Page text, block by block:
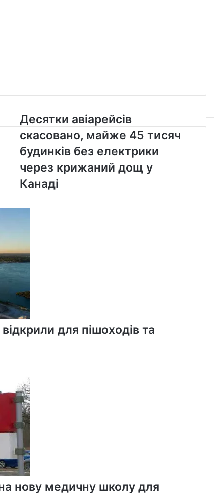
Десятки
авіарейсів
скасовано,
майже
45
тисяч
будинків
без
Канаді
Десятки авіарейсів
скасовано, майже 45 тисяч
будинків без електрики
через крижаний дощ у
Канаді
для пішоходів та
нову медичну школу для